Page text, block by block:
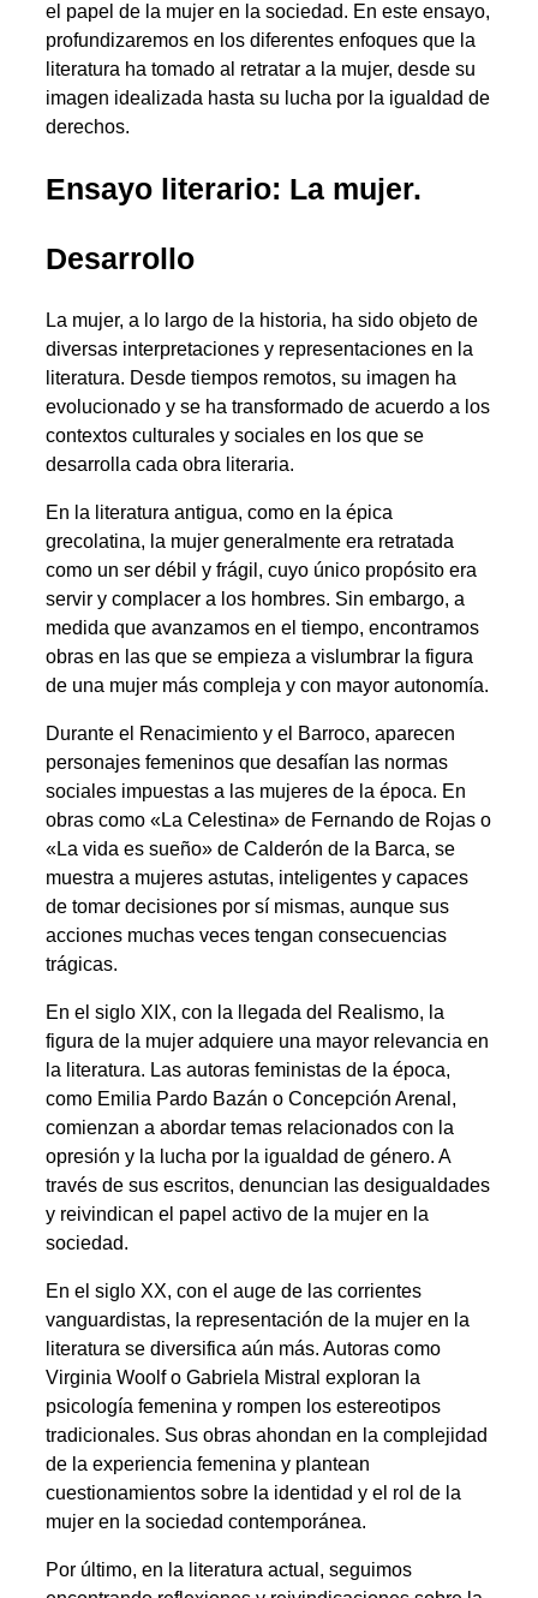
el papel de la mujer en la sociedad. En este ensayo,
profundizaremos en los diferentes enfoques que la
literatura ha tomado al retratar a la mujer, desde su
imagen idealizada hasta su lucha por la igualdad de
derechos.
Ensayo literario: La mujer.
Desarrollo
La mujer, a lo largo de la historia, ha sido objeto de
diversas interpretaciones y representaciones en la
literatura. Desde tiempos remotos, su imagen ha
evolucionado y se ha transformado de acuerdo a los
contextos culturales y sociales en los que se
desarrolla cada obra literaria.
En la literatura antigua, como en la épica
grecolatina, la mujer generalmente era retratada
como un ser débil y frágil, cuyo único propósito era
servir y complacer a los hombres. Sin embargo, a
medida que avanzamos en el tiempo, encontramos
obras en las que se empieza a vislumbrar la figura
de una mujer más compleja y con mayor autonomía.
Durante el Renacimiento y el Barroco, aparecen
personajes femeninos que desafían las normas
sociales impuestas a las mujeres de la época. En
obras como «La Celestina» de Fernando de Rojas o
«La vida es sueño» de Calderón de la Barca, se
muestra a mujeres astutas, inteligentes y capaces
de tomar decisiones por sí mismas, aunque sus
acciones muchas veces tengan consecuencias
trágicas.
En el siglo XIX, con la llegada del Realismo, la
figura de la mujer adquiere una mayor relevancia en
la literatura. Las autoras feministas de la época,
como Emilia Pardo Bazán o Concepción Arenal,
comienzan a abordar temas relacionados con la
opresión y la lucha por la igualdad de género. A
través de sus escritos, denuncian las desigualdades
y reivindican el papel activo de la mujer en la
sociedad.
En el siglo XX, con el auge de las corrientes
vanguardistas, la representación de la mujer en la
literatura se diversifica aún más. Autoras como
Virginia Woolf o Gabriela Mistral exploran la
psicología femenina y rompen los estereotipos
tradicionales. Sus obras ahondan en la complejidad
de la experiencia femenina y plantean
cuestionamientos sobre la identidad y el rol de la
mujer en la sociedad contemporánea.
Por último, en la literatura actual, seguimos